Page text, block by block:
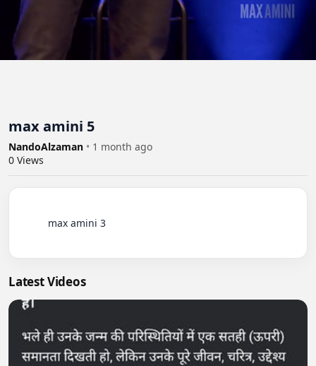
max amini 5
NandoAlzaman • 1 month ago
0 Views
Latest Videos